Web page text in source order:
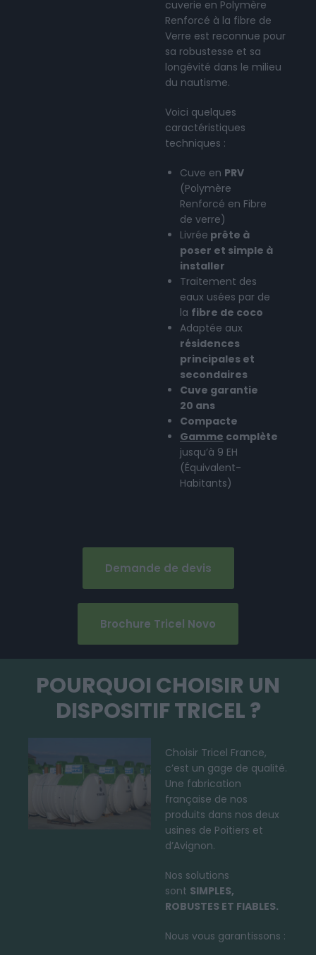
cuverie en Polymère
Renforcé à la fibre de
Verre est reconnue pour
sa robustesse et sa
longévité dans le milieu
du nautisme.
Voici quelques
caractéristiques
techniques :
Cuve en PRV
(Polymère
Renforcé en Fibre
de verre)
Livrée prête à
poser et simple à
installer
Traitement des
eaux usées par de
la fibre de coco
Adaptée aux
résidences
principales et
secondaires
Cuve garantie
20 ans
Compacte
Gamme complète
jusqu’à 9 EH
(Équivalent-
Habitants)
Demande de devis
Brochure Tricel Novo
POURQUOI CHOISIR UN
DISPOSITIF TRICEL ?
Choisir Tricel France,
c’est un gage de qualité.
Une fabrication
française de nos
produits dans nos deux
usines de Poitiers et
d’Avignon.
Nos solutions
sont SIMPLES,
ROBUSTES ET FIABLES.
Nous vous garantissons :